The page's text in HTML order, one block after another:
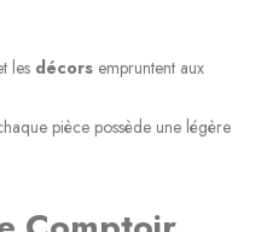
les décorsempruntent aux
pièce possède une légère